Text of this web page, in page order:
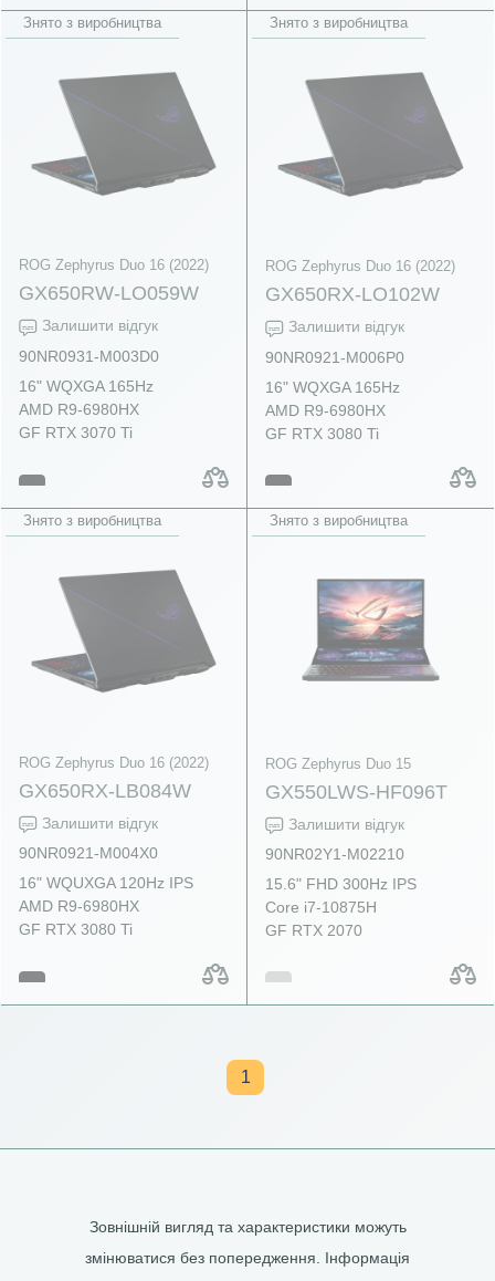
Знято з виробництва
ROG Zephyrus Duo 16 (2022)
GX650RW-LO059W
Залишити відгук
90NR0931-M003D0
16" WQXGA 165Hz
AMD R9-6980HX
GF RTX 3070 Ti
Знято з виробництва
ROG Zephyrus Duo 16 (2022)
GX650RX-LO102W
Залишити відгук
90NR0921-M006P0
16" WQXGA 165Hz
AMD R9-6980HX
GF RTX 3080 Ti
Знято з виробництва
ROG Zephyrus Duo 16 (2022)
GX650RX-LB084W
Залишити відгук
90NR0921-M004X0
16" WQUXGA 120Hz IPS
AMD R9-6980HX
GF RTX 3080 Ti
Знято з виробництва
ROG Zephyrus Duo 15
GX550LWS-HF096T
Залишити відгук
90NR02Y1-M02210
15.6" FHD 300Hz IPS
Core i7-10875H
GF RTX 2070
1
Зовнішній вигляд та характеристики можуть
змінюватися без попередження. Інформація